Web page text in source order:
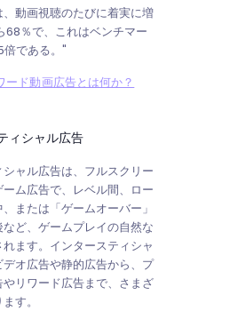
、動画視聴のたびに着実に増
68％で、これはベンチマー
である。"
ード動画広告とは何か？
ィシャル広告
ャル広告は、フルスクリー
ム広告で、レベル間、ロー
または「ゲームオーバー」
ど、ゲームプレイの自然な
ます。インタースティシャ
オ広告や静的広告から、プ
やリワード広告まで、さまざ
す。